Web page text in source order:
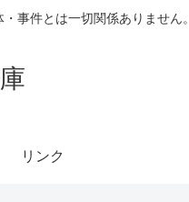
事件とは一切関係ありません。
リンク